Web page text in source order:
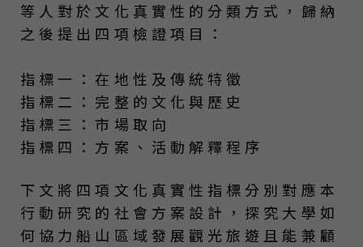
等人對於文化真實性的分類方式，歸納
之後提出四項檢證項目：
指標一：在地性及傳統特徵
指標二：完整的文化與歷史
指標三：市場取向
指標四：方案、活動解釋程序
下文將四項文化真實性指標分別對應本
行動研究的社會方案設計，探究大學如
何協力船山區域發展觀光旅遊且能兼顧